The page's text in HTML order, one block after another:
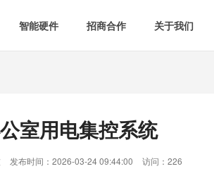
空气监测方案  智慧用电方案
 智慧场景建设
智能硬件
[list:subtitle]
招商合作 关于我们
室用电集控系统
发布时间：2026-03-24 09:44:00 访问：226